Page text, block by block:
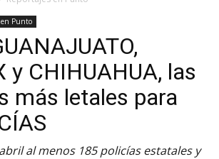
en Punto
y CHIHUAHUA, las
más letales para
al menos 185 policías estatales y